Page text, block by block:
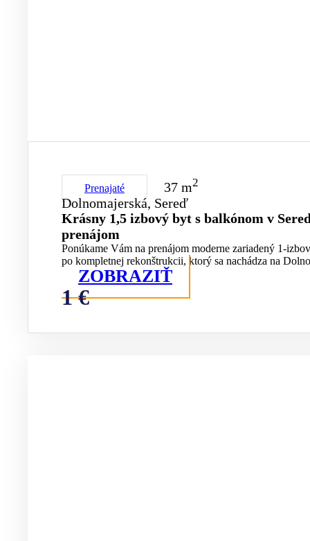
Prenajaté 37 m2
Dolnomajerská, Sereď
Krásny 1,5 izbový byt s balkónom v
prenájom
Ponúkame Vám na prenájom moderne zariadený 1-
po kompletnej rekonštrukcii, ktorý sa nachádza na
ZOBRAZIŤ
1 €